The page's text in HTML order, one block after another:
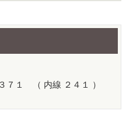
７１ （ 内線 ２４１ ）